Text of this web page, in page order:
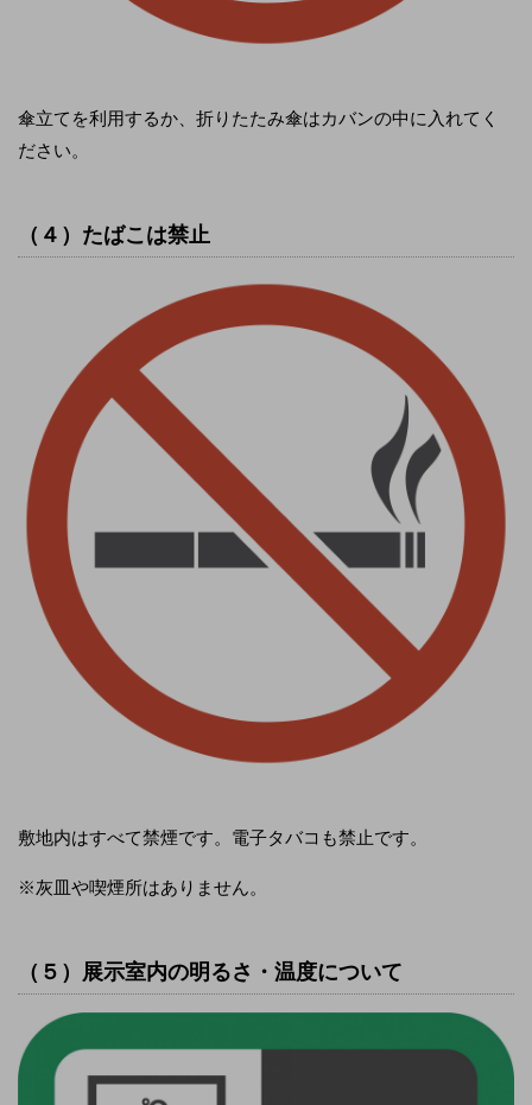
傘立てを利用するか、折りたたみ傘はカバンの中に入れてく
ださい。
（４）たばこは禁止
敷地内はすべて禁煙です。電子タバコも禁止です。
※灰皿や喫煙所はありません。
（５）展示室内の明るさ・温度について